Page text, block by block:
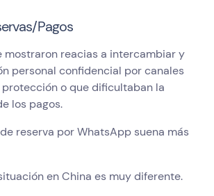
Pagos
mostraron reacias a intercambiar y
personal confidencial por canales
o que dificultaban la
los pagos.
reserva por WhatsApp suena más
en China es muy diferente.